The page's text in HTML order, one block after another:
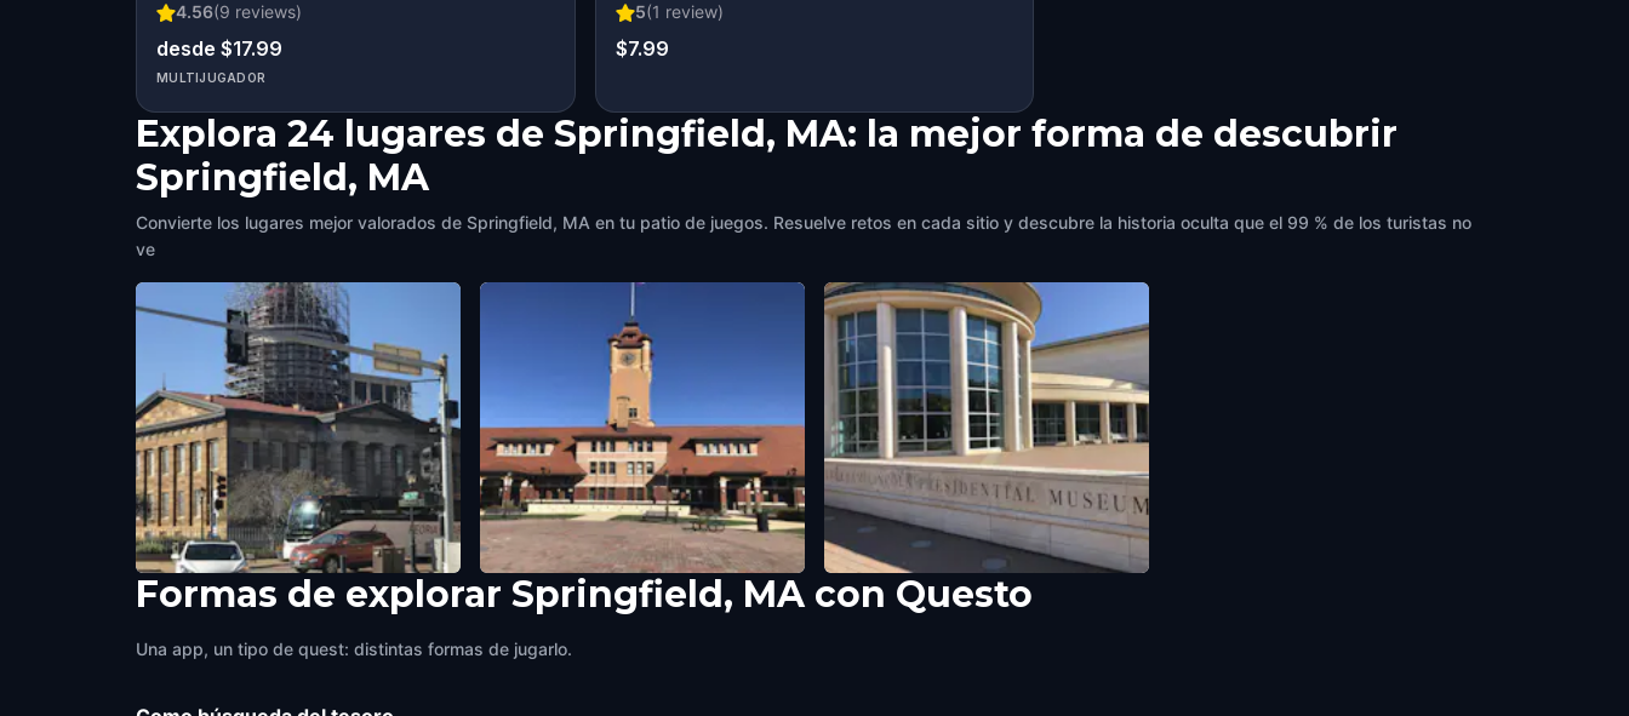
4.56(9 reviews)
desde $17.99
MULTIJUGADOR
5(1 review)
$7.99
Explora 24 lugares de Springfield, MA: la mejor forma de descubrir
Springfield, MA
Convierte los lugares mejor valorados de Springfield, MA en tu patio de juegos. Resuelve retos en cada sitio y descubre la historia oculta que el 99 % de los turistas no
ve
Lyceum Union Square Park
Abraham Lincoln Presidential
Formas de explorar Springfield, MA con Questo
Una app, un tipo de quest: distintas formas de jugarlo.